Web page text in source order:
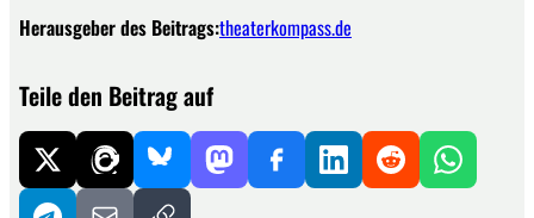
Herausgeber des Beitrags:theaterkompass.de
Teile den Beitrag auf